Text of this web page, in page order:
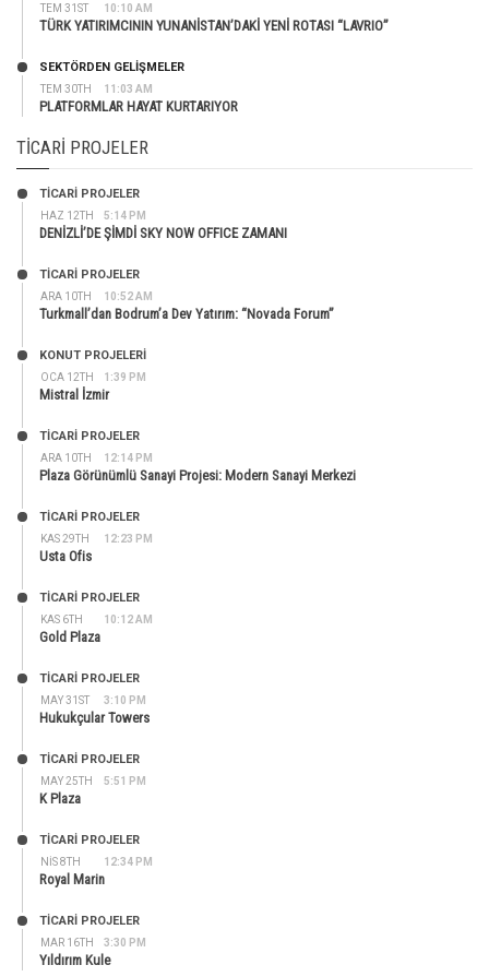
TEM 31ST 10:10 AM
TÜRK YATIRIMCININ YUNANİSTAN’DAKİ YENİ ROTASI “LAVRIO”
TEM 30TH 11:03 AM
SEKTÖRDEN GELIŞMELER
PLATFORMLAR HAYAT KURTARIYOR
TICARI PROJELER
HAZ 12TH 5:14 PM
TİCARİ PROJELER
DENİZLİ’DE ŞİMDİ SKY NOW OFFICE ZAMANI
ARA 10TH 10:52 AM
TİCARİ PROJELER
Turkmall’dan Bodrum’a Dev Yatırım: “Novada Forum”
OCA 12TH 1:39 PM
KONUT PROJELERI
Mistral İzmir
ARA 10TH 12:14 PM
TİCARİ PROJELER
Plaza Görünümlü Sanayi Projesi: Modern Sanayi Merkezi
KAS 29TH 12:23 PM
TİCARİ PROJELER
Usta Ofis
KAS 6TH 10:12 AM
TİCARİ PROJELER
Gold Plaza
MAY 31ST 3:10 PM
TİCARİ PROJELER
Hukukçular Towers
MAY 25TH 5:51 PM
TİCARİ PROJELER
K Plaza
NIS 8TH 12:34 PM
TİCARİ PROJELER
Royal Marin
MAR 16TH 3:30 PM
TİCARİ PROJELER
Yıldırım Kule